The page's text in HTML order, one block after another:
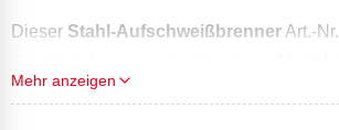
Dieser Stahl-Aufschweißbrenner Art.-
das in den verschiedensten Fällen
Mehr anzeigen